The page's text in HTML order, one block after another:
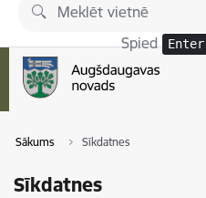
Pāriet uz lapas saturu
Spied Enter
Sākums Sīkdatnes
Sīkdatnes